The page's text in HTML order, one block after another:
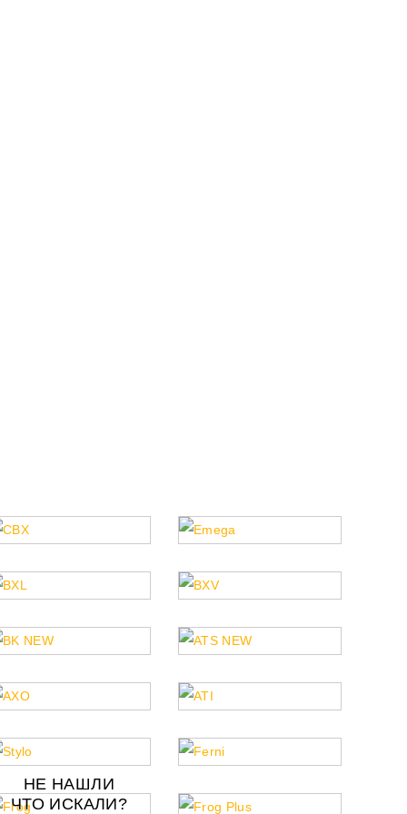
НЕ НАШЛИ
ЧТО ИСКАЛИ?